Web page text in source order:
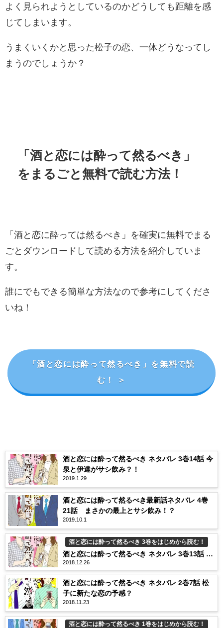
よく見られようとしているのかどうしても距離を感
じてしまいます。
うまくいくかと思った松子の恋、一体どうなってし
まうのでしょうか？
「酒と恋には酔って然るべき」
をまるごと無料で読む方法！
「酒と恋に酔っては然るべき」を確実に無料でまる
ごとダウンロードして読める方法を紹介していま
す。
誰にでもできる簡単な方法なので参考にしてくださ
いね！
「酒と恋には酔って然るべき」を無料で読
む！ ＞
酒と恋には酔って然るべき ネタバレ 3巻14話 今
泉と伊達がサシ飲み？！
2019.1.29
酒と恋には酔って然るべき最新話ネタバレ 4巻
21話 まさかの最上とサシ飲み！？
2019.10.1
酒と恋には酔って然るべき 3巻をはじめから読む！
酒と恋には酔って然るべき ネタバレ 3巻13話 伊
達に女性の影！？
2018.12.26
酒と恋には酔って然るべき ネタバレ 2巻7話 松
子に新たな恋の予感？
2018.11.23
酒と恋には酔って然るべき 1巻をはじめから読む！